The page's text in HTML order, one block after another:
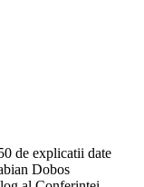
de explicatii date
Dobos